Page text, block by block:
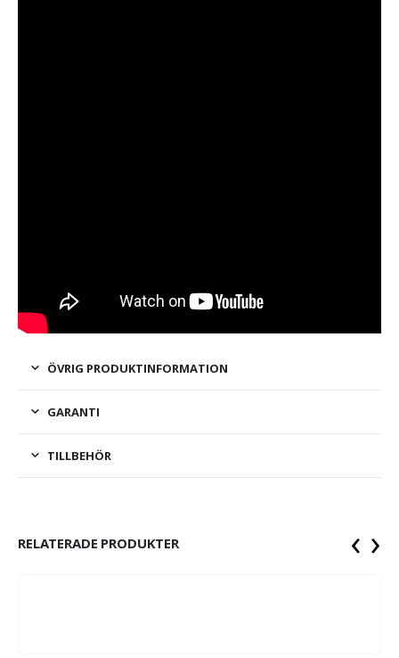
ÖVRIG PRODUKTINFORMATION
GARANTI
TILLBEHÖR
RELATERADE PRODUKTER ‹ ›